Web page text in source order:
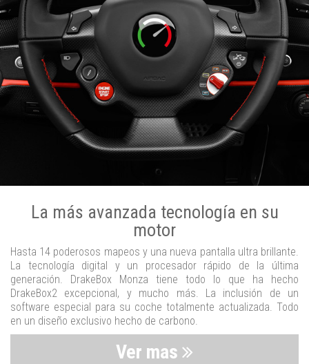
La más avanzada tecnología en su
motor
Hasta 14 poderosos mapeos y una nueva pantalla ultra brillante.
La tecnología digital y un procesador rápido de la última
generación. DrakeBox Monza tiene todo lo que ha hecho
DrakeBox2 excepcional, y mucho más. La inclusión de un
software especial para su coche totalmente actualizada. Todo
en un diseño exclusivo hecho de carbono.
Ver mas